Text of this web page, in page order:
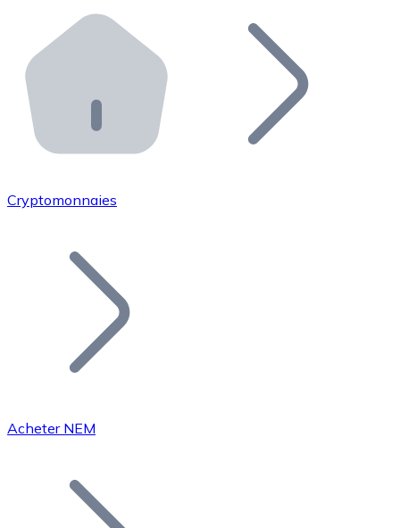
Distributeurs automatiques Bitnovo
Intégrez un ATM Bitnovo dans votre entreprise et
API Bitnovo
Intégrez notre API dans votre écosystème.
Rejoignez notre réseau de distributeurs et
Ajoutez le token de votre projet à notre service
Bitcoin
Cryptomonnaies
Acheter NEM